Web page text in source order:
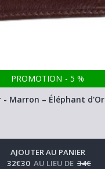
PROMOTION - 5 %
- Marron – Éléphant d'Or
AJOUTER AU PANIER
32€30 AU LIEU DE 34€